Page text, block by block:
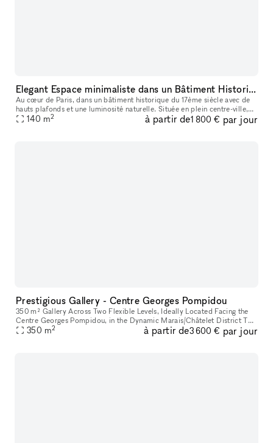
Elegant Espace minimaliste dans un Bâtiment Historique, Palais-Royal/ Louvre
Au cœur de Paris, dans un bâtiment historique du 17ème siècle avec de
hauts plafonds et une luminosité naturelle. Située en plein centre-ville,
ce lieu est parfait pour des événements éphémères ou de
140 m2 à partir de1 800 € par jour
Prestigious Gallery - Centre Georges Pompidou
350 m² Gallery Across Two Flexible Levels, Ideally Located Facing the
Centre Georges Pompidou, in the Dynamic Marais/Châtelet District This
exceptional space offers a modern, versatile environment,
350 m2 à partir de3 600 € par jour